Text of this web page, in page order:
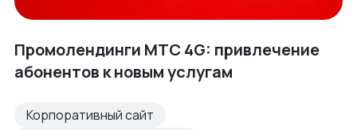
Промолендинги МТС 4G: привлечение
абонентов к новым услугам
Корпоративный сайт